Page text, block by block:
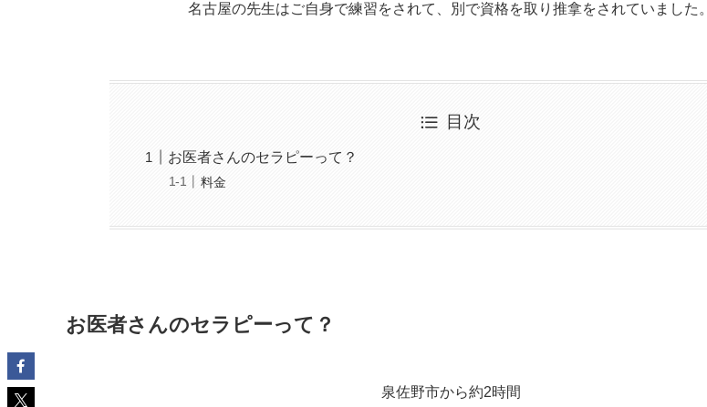
名古屋の先生はご自身で練習をされて、別で資格を取り推拿をされていました。
目次
お医者さんのセラピーって？
料金
お医者さんのセラピーって？
泉佐野市から約2時間